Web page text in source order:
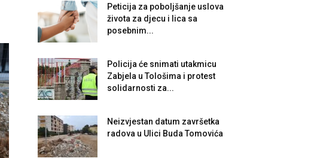
Peticija za poboljšanje uslova
života za djecu i lica sa
posebnim...
Policija će snimati utakmicu
Zabjela u Tološima i protest
solidarnosti za...
Neizvjestan datum završetka
radova u Ulici Buda Tomovića